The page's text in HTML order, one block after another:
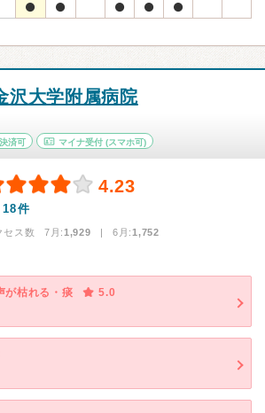
沢大学附属病院
済可 マイナ受付 (スマホ可)
4.23
18件
セス数 7月:1,929 | 6月:1,752
が枯れる・痰
5.0